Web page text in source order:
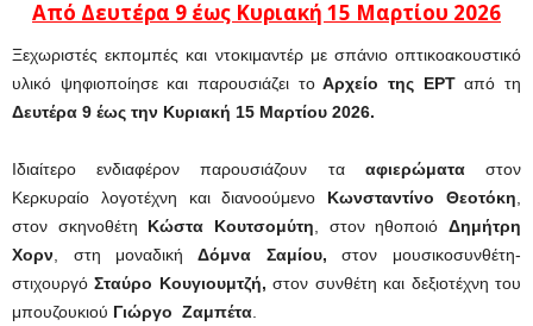
Από Δευτέρα 9 έως Κυριακή 15 Μαρτίου 2026
Ξεχωριστές εκπομπές και ντοκιμαντέρ με σπάνιο οπτικοακουστικό
υλικό ψηφιοποίησε και παρουσιάζει τοΑρχείο της ΕΡΤαπό τη
Δευτέρα 9 έως την Κυριακή 15 Μαρτίου 2026.
Ιδιαίτερο ενδιαφέρον παρουσιάζουν τα αφιερώματαστον
Κερκυραίο λογοτέχνη και διανοούμενο Κωνσταντίνο Θεοτόκη
στον σκηνοθέτη Κώστα Κουτσομύτη , στον ηθοποιόΔημήτρη
Χορν , στη μοναδική Δόμνα Σαμίου,στον μουσικοσυνθέτη-
στιχουργόΣταύρο Κουγιουμτζή,στον συνθέτη και δεξιοτέχνη του
μπουζουκιού Γιώργο Ζαμπέτα